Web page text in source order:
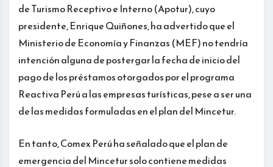
de Turismo Receptivo e Interno (Apotur), cuyo
presidente, Enrique Quiñones, ha advertido que el
Ministerio de Economía y Finanzas (MEF) no tendría
intención alguna de postergar la fecha de inicio del
pago de los préstamos otorgados por el programa
Reactiva Perú a las empresas turísticas, pese a ser una
de las medidas formuladas en el plan del Mincetur.
En tanto, Comex Perú ha señalado que el plan de
emergencia del Mincetur solo contiene medidas